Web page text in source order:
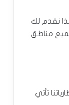
نقدم لك
مناطق
تأتي